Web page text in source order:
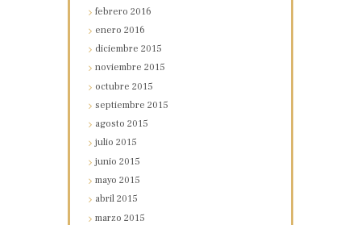
febrero2016
enero2016
diciembre2015
noviembre2015
octubre2015
septiembre2015
agosto2015
julio2015
junio2015
mayo2015
abril2015
marzo2015